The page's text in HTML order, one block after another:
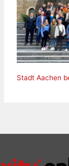
Stadt Aachen